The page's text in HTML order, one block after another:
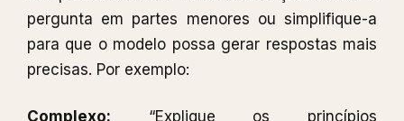
pergunta em partes menores ou simplifique-a
para que o modelo possa gerar respostas mais
precisas. Por exemplo:
Complexo: “Explique os princípios